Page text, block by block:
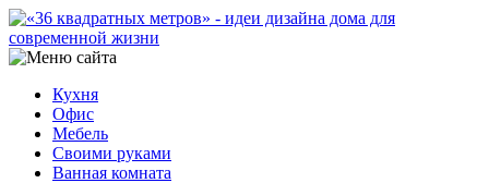
Кухня
Офис
Мебель
Своими руками
Ванная комната